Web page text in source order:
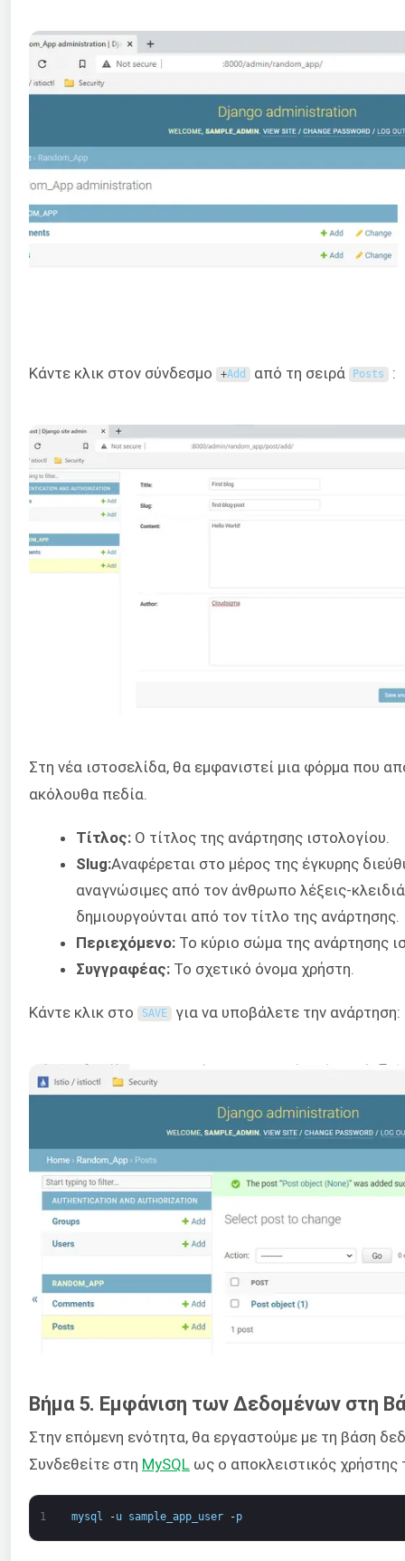
Κάντε κλικ στον σύνδεσμο +Add από τη σειρά Posts :
Στη νέα ιστοσελίδα, θα εμφανιστεί μια φόρμα που
ακόλουθα πεδία.
Τίτλος: Ο τίτλος της ανάρτησης ιστολογίου.
Slug:Αναφέρεται στο μέρος της έγκυρης
αναγνώσιμες από τον άνθρωπο λέξεις-
δημιουργούνται από τον τίτλο της ανάρτησης.
Περιεχόμενο: Το κύριο σώμα της ανάρτησης
Συγγραφέας: Το σχετικό όνομα χρήστη.
Κάντε κλικ στο SAVE για να υποβάλετε την ανάρτηση:
Βήμα 5. Εμφάνιση των Δεδομένων στη
Στην επόμενη ενότητα, θα εργαστούμε με τη βάση
Συνδεθείτε στη MySQL ως ο αποκλειστικός χρήστης
1 mysql -u sample_app_user -p